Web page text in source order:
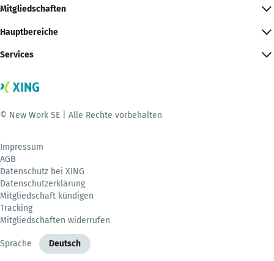
Mitgliedschaften
Hauptbereiche
Services
© New Work SE | Alle Rechte vorbehalten
Impressum
AGB
Datenschutz bei XING
Datenschutzerklärung
Mitgliedschaft kündigen
Tracking
Mitgliedschaften widerrufen
Sprache Deutsch